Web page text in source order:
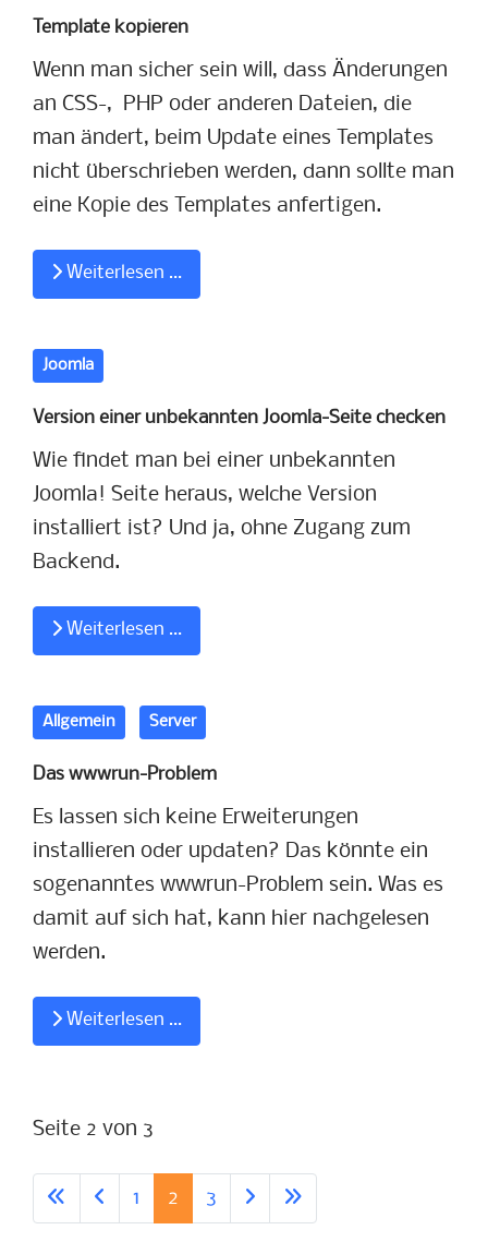
Template kopieren
Wenn man sicher sein will, dass Änderungen
an CSS-, PHP oder anderen Dateien, die
man ändert, beim Update eines Templates
nicht überschrieben werden, dann sollte man
eine Kopie des Templates anfertigen.
Weiterlesen …
Joomla
Version einer unbekannten Joomla-Seite checken
Wie findet man bei einer unbekannten
Joomla! Seite heraus, welche Version
installiert ist? Und ja, ohne Zugang zum
Backend.
Weiterlesen …
Allgemein Server
Das wwwrun-Problem
Es lassen sich keine Erweiterungen
installieren oder updaten? Das könnte ein
sogenanntes wwwrun-Problem sein. Was es
damit auf sich hat, kann hier nachgelesen
werden.
Weiterlesen …
Seite 2 von 3
1 2 3